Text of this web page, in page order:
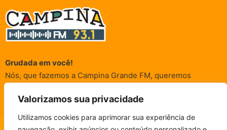
Valorizamos sua privacidade
Utilizamos cookies para aprimorar sua experiência de
Grudada em você!
Nós, que fazemos a Campina Grande FM, queremos
acompanham sempre. É para vocês que a Rádio existe e por
vocês que as informações (informativas, de entretenimento,
promocionais e de conscientização) são realizadas.